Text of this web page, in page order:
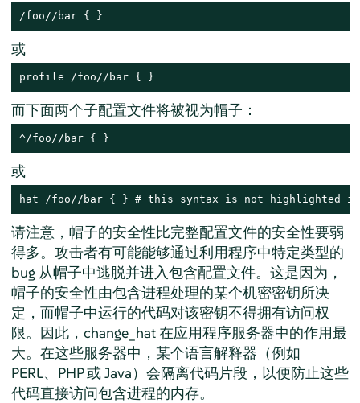
/foo//bar { }
或
profile /foo//bar { }
而下面两个子配置文件将被视为帽子：
^/foo//bar { }
或
hat /foo//bar { } # this syntax is not highlighted in
请注意，帽子的安全性比完整配置文件的安全性要弱
得多。攻击者有可能能够通过利用程序中特定类型的
bug 从帽子中逃脱并进入包含配置文件。这是因为，
帽子的安全性由包含进程处理的某个机密密钥所决
定，而帽子中运行的代码对该密钥不得拥有访问权
限。因此，change_hat 在应用程序服务器中的作用最
大。在这些服务器中，某个语言解释器（例如
PERL、PHP 或 Java）会隔离代码片段，以便防止这些
代码直接访问包含进程的内存。